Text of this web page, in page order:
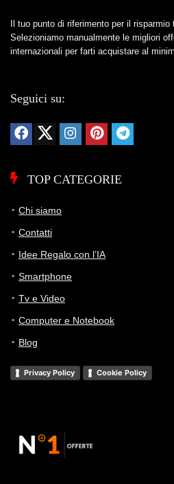
Il tuo punto di riferimento per il risparmio
Selezioniamo manualmente le migliori
internazionali per farti acquistare al
Seguici su:
TOP CATEGORIE
Chi siamo
Contatti
Idee Regalo con l’IA
Smartphone
Tv e Video
Computer e Notebook
Blog
Privacy Policy Cookie Policy